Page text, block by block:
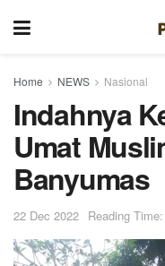
Home NEWS Nasional
Indahnya
Umat
Banyumas
22 Dec 2022 Reading